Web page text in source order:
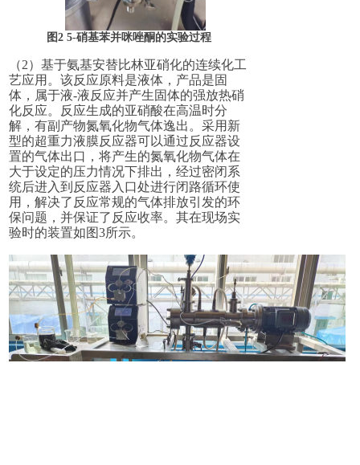
图2 5-硝基苯并咪唑酮的实验过程
（2）基于氨基安替比林亚硝化的连续化工
艺应用 。 该反应原料是液体，产品是固
体，属于液-液反应并产生固体的强放热硝
化反应。
反应生成的亚硝酸在高温时分
解，有副产物氮氧化物气体逸出 。 采用新
型的超重力液膜反应器可以通过反应器设
置的气体出口，将产生的氮氧化物气体在
大于设定的压力情况下排出，经过密闭系
统后进入到反应器入口处进行闭路循环使
用，解决了反应常规的气体排放引发的环
保问题，并保证了反应收率。其在现场实
验时的装置如图3所示。